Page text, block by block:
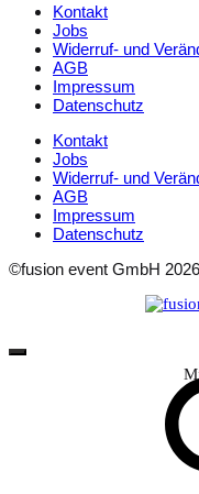
Kontakt
Jobs
Widerruf- und
AGB
Impressum
Datenschutz
Kontakt
Jobs
Widerruf- und
AGB
Impressum
Datenschutz
©fusion event GmbH